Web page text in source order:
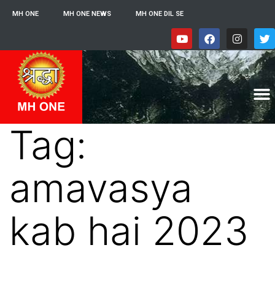
MH ONE MH ONE NEWS MH ONE DIL SE
Tag:
amavasya
kab hai 2023